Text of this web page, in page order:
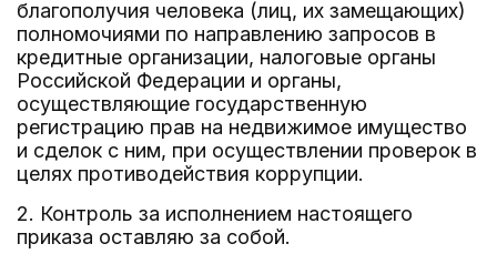
благополучия человека (лиц, их замещающих)
полномочиями по направлению запросов в
кредитные организации, налоговые органы
Российской Федерации и органы,
осуществляющие государственную
регистрацию прав на недвижимое имущество
и сделок с ним, при осуществлении проверок в
целях противодействия коррупции.
2. Контроль за исполнением настоящего
приказа оставляю за собой.